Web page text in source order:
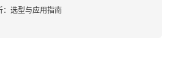
：选型与应用指南